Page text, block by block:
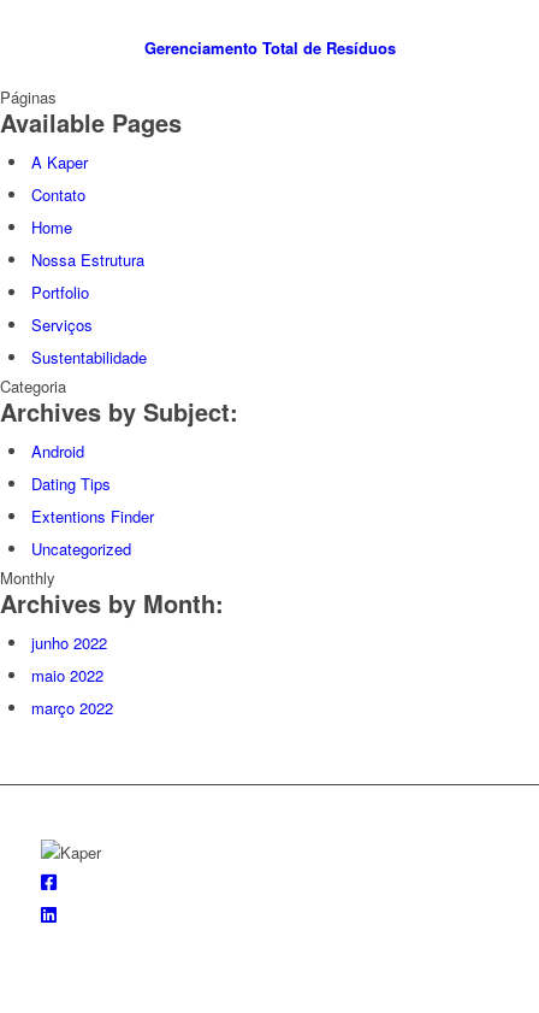
Gerenciamento Total de Resíduos
Páginas
Available Pages
A Kaper
Contato
Home
Nossa Estrutura
Portfolio
Serviços
Sustentabilidade
Categoria
Archives by Subject:
Android
Dating Tips
Extentions Finder
Uncategorized
Monthly
Archives by Month:
junho 2022
maio 2022
março 2022